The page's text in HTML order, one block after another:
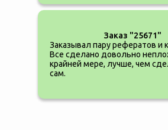
Заказ "25671"
Заказывал пару рефератов и
Все сделано довольно
крайней мере, лучше, чем
сам.